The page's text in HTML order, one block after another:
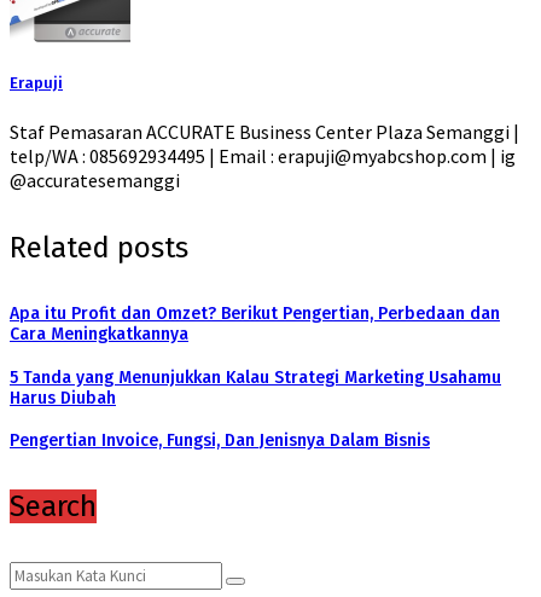
Erapuji
Staf Pemasaran ACCURATE Business Center Plaza Semanggi |
telp/WA : 085692934495 | Email : erapuji@myabcshop.com | ig
@accuratesemanggi
Related posts
Apa itu Profit dan Omzet? Berikut Pengertian, Perbedaan dan
Cara Meningkatkannya
5 Tanda yang Menunjukkan Kalau Strategi Marketing Usahamu
Harus Diubah
Pengertian Invoice, Fungsi, Dan Jenisnya Dalam Bisnis
Search
Search
Search